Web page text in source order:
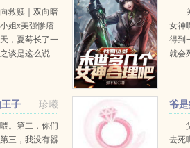
救赎｜双向暗
姐x美强惨痞
，夏莓长了一
谈是这么说
收
女神
得到
就会
珍曦
子
。第二，你们
三，我没有嚣
爷是
去死